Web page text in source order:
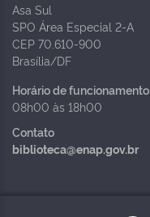
Asa Sul
SPO Área Especial 2-A
CEP 70.610-900
Brasília/DF
Horário de funcionamento
08h00 às 18h00
Contato
biblioteca@enap.gov.br